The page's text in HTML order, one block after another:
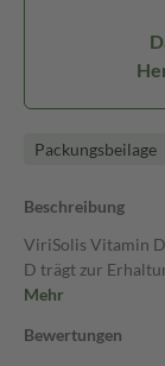
Packungsbeilage
Beschreibung
ViriSolis Vitamin
D trägt zur
Mehr
Bewertungen